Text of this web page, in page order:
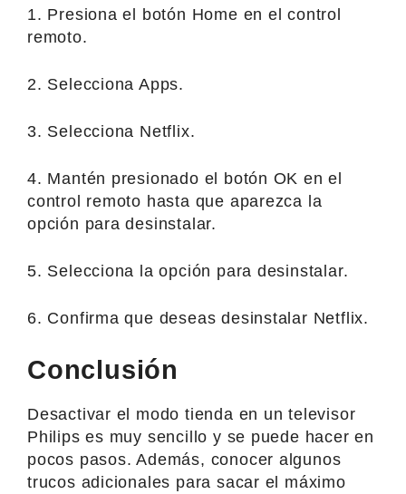
1. Presiona el botón Home en el control
remoto.
2. Selecciona Apps.
3. Selecciona Netflix.
4. Mantén presionado el botón OK en el
control remoto hasta que aparezca la
opción para desinstalar.
5. Selecciona la opción para desinstalar.
6. Confirma que deseas desinstalar Netflix.
Conclusión
Desactivar el modo tienda en un televisor
Philips es muy sencillo y se puede hacer en
pocos pasos. Además, conocer algunos
trucos adicionales para sacar el máximo